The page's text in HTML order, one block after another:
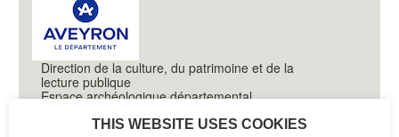
Direction de la culture, du patrimoine et de la
lecture publique
Espace archéologique départemental
THIS WEBSITE USES COOKIES